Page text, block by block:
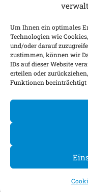
Um Ihnen ein optimales
Technologien wie
und/oder darauf
zustimmen, können wir
IDs auf dieser Website
erteilen oder
Funktionen beeinträchtigt